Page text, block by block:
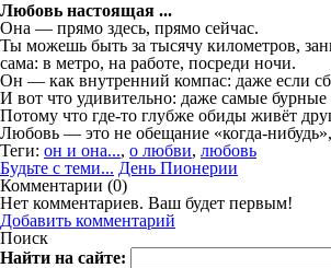
Любовь настоящая ...
Она — прямо здесь, прямо сейчас.
Ты можешь быть за тысячу километров,
сама: в метро, на работе, посреди ночи.
Он — как внутренний компас: даже если
И вот что удивительно: даже самые бурные
Потому что где‑то глубже обиды живёт
Любовь — это не обещание
Теги: он и она..., о любви, любовь
Будьте с теми... День Пионерии
Комментарии (0)
Нет комментариев. Ваш будет первым!
Добавить комментарий
Поиск
Найти на сайте: